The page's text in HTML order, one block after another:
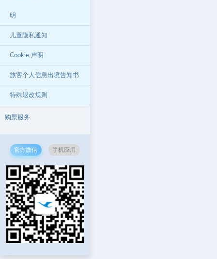
明
儿童隐私通知
Cookie 声明
旅客个人信息出境告知书
特殊退改规则
购票服务
官方微信 手机应用